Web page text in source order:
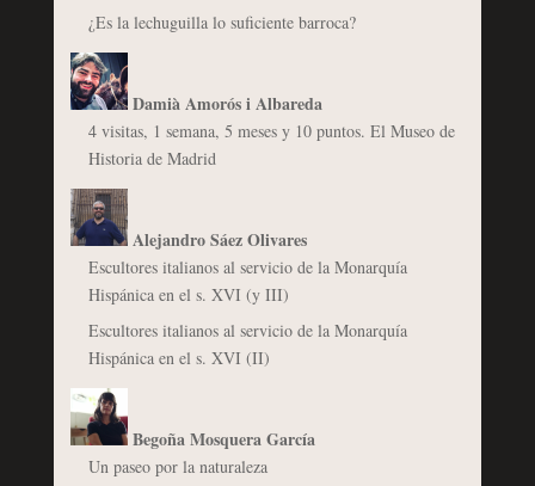
¿Es la lechuguilla lo suficiente barroca?
Damià Amorós i Albareda
4 visitas, 1 semana, 5 meses y 10 puntos. El Museo de
Historia de Madrid
Alejandro Sáez Olivares
Escultores italianos al servicio de la Monarquía
Hispánica en el s. XVI (y III)
Escultores italianos al servicio de la Monarquía
Hispánica en el s. XVI (II)
Begoña Mosquera García
Un paseo por la naturaleza